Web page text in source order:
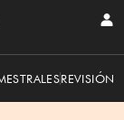
REVISIÓN